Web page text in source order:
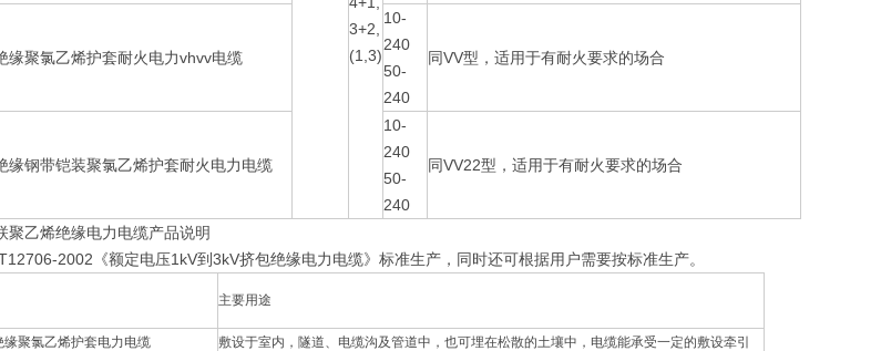
3+2,
(1,3)
缘聚氯乙烯护套耐火电力vhvv电缆
10-
240
50-
240
同VV型，适用于有耐火要求的场合
缘钢带铠装聚氯乙烯护套耐火电力电缆
10-
240
50-
240
同VV22型，适用于有耐火要求的场合
聚乙烯绝缘电力电缆产品说明
2002《额定电压1kV到3kV挤包绝缘电力电缆》标准生产，同时还可根据用户需要按标准生产。
主要用途
缘聚氯乙烯护套电力电缆
敷设于室内，隧道、电缆沟及管道中，也可埋在松散的土壤中，电缆能承受一定的敷设牵引